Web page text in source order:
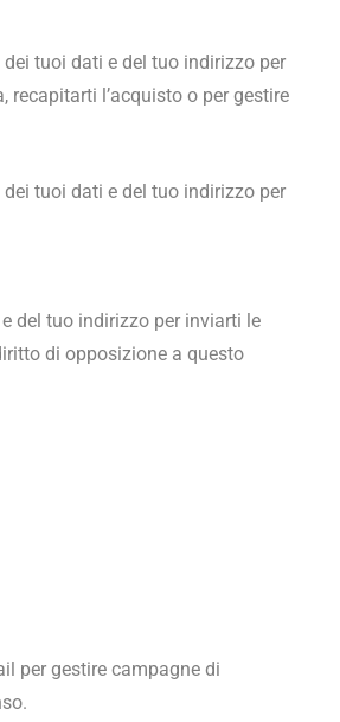
tuoi dati e del tuo indirizzo per
recapitarti l’acquisto o per gestire
tuoi dati e del tuo indirizzo per
del tuo indirizzo per inviarti le
di opposizione a questo
per gestire campagne di